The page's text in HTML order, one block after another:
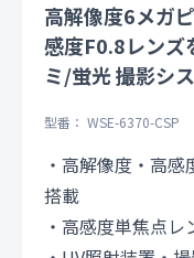
高解像度6メガ
感度F0.8レンズ
ミ/蛍光 撮影シ
型番： WSE-6370-CSP
・高解像度・高
搭載
・高感度単焦点